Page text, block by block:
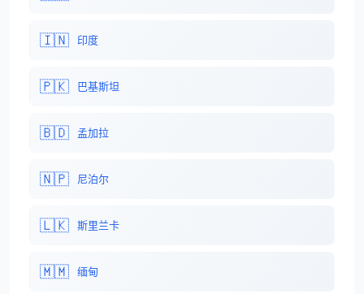
🇮🇳 印度
🇵🇰 巴基斯坦
🇧🇩 孟加拉
🇳🇵 尼泊尔
🇱🇰 斯里兰卡
🇲🇲 缅甸